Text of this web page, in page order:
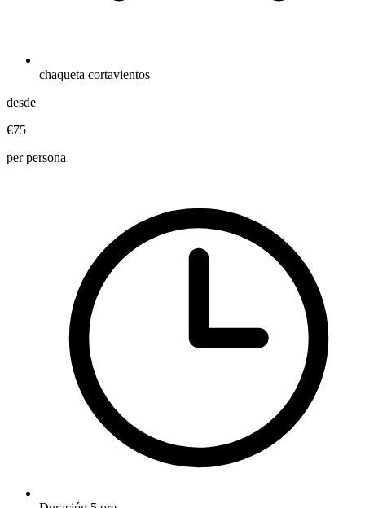
chaqueta cortavientos
desde
€75
per persona